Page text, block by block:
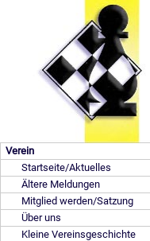
Verein
Startseite/Aktuelles
Ältere Meldungen
Mitglied werden/Satzung
Über uns
Kleine Vereinsgeschichte